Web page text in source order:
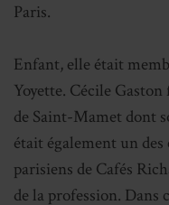
Paris.
Enfant, elle était
Yoyette. Cécile
de Saint-Mamet dont
était également un
parisiens de Cafés
de la profession. Dans